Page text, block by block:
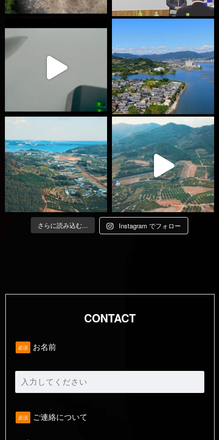
さらに読み込む... Instagram でフォロー
CONTACT
必須 お名前
必須 ご連絡について